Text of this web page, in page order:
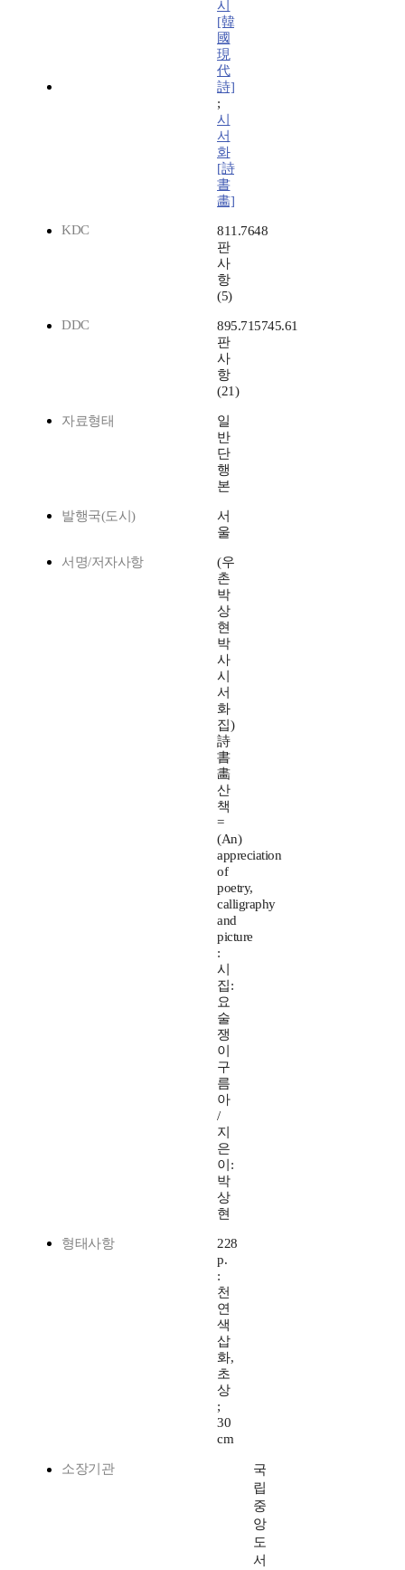
시
[韓
國
現
代
詩]
;
시
서
화
[詩
書
畵]
KDC
811.7648
판
사
항
(5)
DDC
895.715745.61
판
사
항
(21)
자료형태
일
반
단
행
본
발행국(도시)
서
울
서명/저자사항
(우
촌
박
상
현
박
사
시
서
화
집)
詩
書
畵
산
책
=
(An)
appreciation
of
poetry,
calligraphy
and
picture
:
시
집:
요
술
쟁
이
구
름
아
/
지
은
이:
박
상
현
형태사항
228
p.
:
천
연
색
삽
화,
초
상
;
30
cm
소장기관
국
립
중
앙
도
서